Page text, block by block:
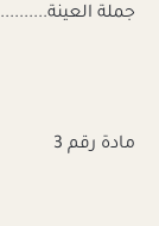
جملة العينة.............. 433 567
مادة رقم 3